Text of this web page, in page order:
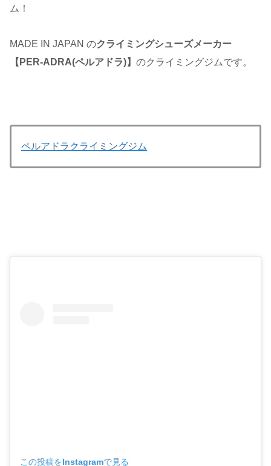
ム！
MADE IN JAPAN のクライミングシューズメーカー
【PER-ADRA(ペルアドラ)】 のクライミングジムです。
ペルアドラクライミングジム
この投稿をInstagramで見る